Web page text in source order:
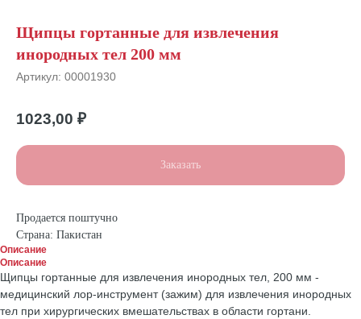
Щипцы гортанные для извлечения
инородных тел 200 мм
Артикул: 00001930
1023,00 ₽
Заказать
Продается поштучно
Страна: Пакистан
Описание
Описание
Щипцы гортанные для извлечения инородных тел, 200 мм -
медицинский лор-инструмент (зажим) для извлечения инородных
тел при хирургических вмешательствах в области гортани.